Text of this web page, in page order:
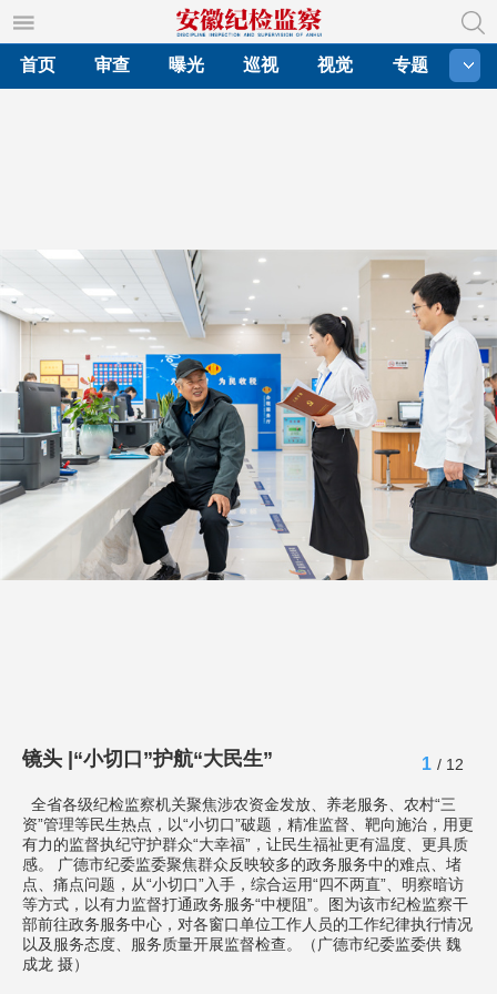
首页
审查 曝光 巡视 视觉 专题
镜头 |“小切口”护航“大民生” 1 / 12
全省各级纪检监察机关聚焦涉农资金发放、养老服务、农村“三
资”管理等民生热点，以“小切口”破题，精准监督、靶向施治，用更
有力的监督执纪守护群众“大幸福”，让民生福祉更有温度、更具质
感。 广德市纪委监委聚焦群众反映较多的政务服务中的难点、堵
点、痛点问题，从“小切口”入手，综合运用“四不两直”、明察暗访
等方式，以有力监督打通政务服务“中梗阻”。图为该市纪检监察干
部前往政务服务中心，对各窗口单位工作人员的工作纪律执行情况
以及服务态度、服务质量开展监督检查。（广德市纪委监委供 魏
成龙 摄）